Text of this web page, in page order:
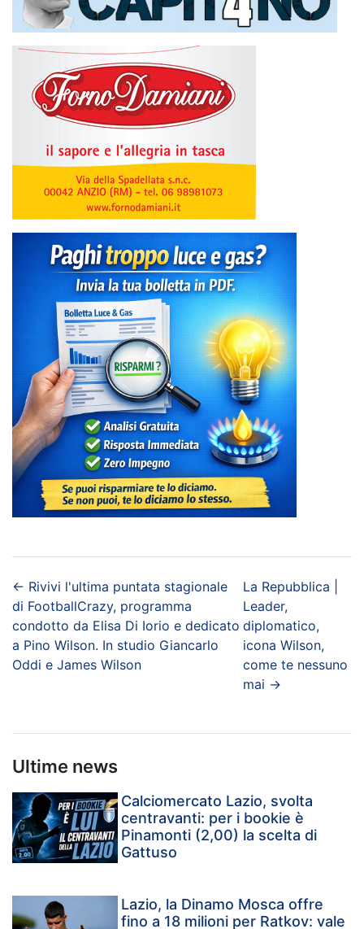
← Rivivi l'ultima puntata stagionale
di FootballCrazy, programma
condotto da Elisa Di Iorio e dedicato
a Pino Wilson. In studio Giancarlo
Oddi e James Wilson
La Repubblica |
Leader,
diplomatico,
icona Wilson,
come te nessuno
mai →
Ultime news
Calciomercato Lazio, svolta
centravanti: per i bookie è
Pinamonti (2,00) la scelta di
Gattuso
Lazio, la Dinamo Mosca offre
fino a 18 milioni per Ratkov: vale